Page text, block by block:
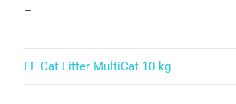
–
FF Cat Litter MultiCat 10 kg